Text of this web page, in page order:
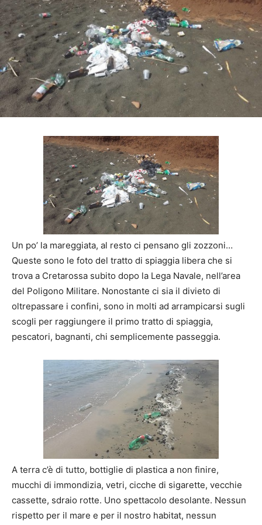
Un po’ la mareggiata, al resto ci pensano gli zozzoni…
Queste sono le foto del tratto di spiaggia libera che si
trova a Cretarossa subito dopo la Lega Navale, nell’area
del Poligono Militare. Nonostante ci sia il divieto di
oltrepassare i confini, sono in molti ad arrampicarsi sugli
scogli per raggiungere il primo tratto di spiaggia,
pescatori, bagnanti, chi semplicemente passeggia.
A terra c’è di tutto, bottiglie di plastica a non finire,
mucchi di immondizia, vetri, cicche di sigarette, vecchie
cassette, sdraio rotte. Uno spettacolo desolante. Nessun
rispetto per il mare e per il nostro habitat, nessun